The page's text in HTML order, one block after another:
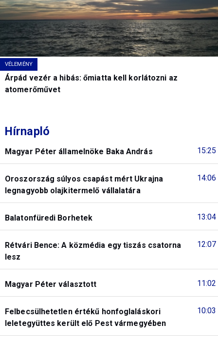
VÉLEMÉNY
Árpád vezér a hibás: őmiatta kell korlátozni az
atomerőművet
Hírnapló
15:25
Magyar Péter államelnöke Baka András
14:06
Oroszország súlyos csapást mért Ukrajna
legnagyobb olajkitermelő vállalatára
13:04
Balatonfüredi Borhetek
12:07
Rétvári Bence: A közmédia egy tiszás csatorna
lesz
11:02
Magyar Péter választott
10:03
Felbecsülhetetlen értékű honfoglaláskori
leletegyüttes került elő Pest vármegyében